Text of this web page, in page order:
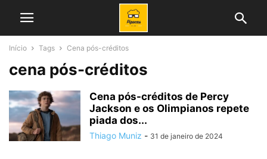
Início Tags Cena pós-créditos
cena pós-créditos
Cena pós-créditos de Percy
Jackson e os Olimpianos repete
piada dos...
Thiago Muniz - 31 de janeiro de 2024